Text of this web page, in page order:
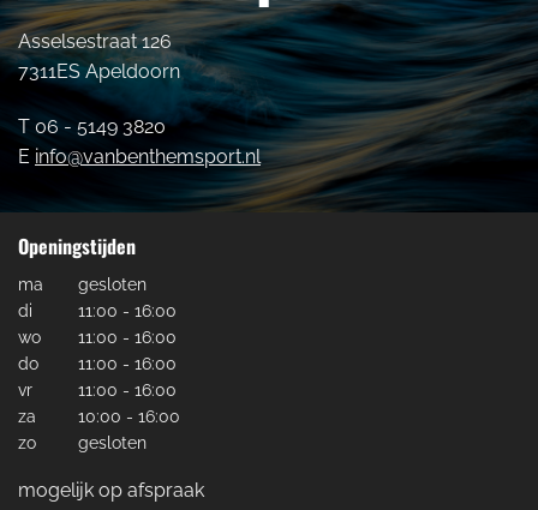
Asselsestraat 126
7311ES Apeldoorn
T 06 - 5149 3820
E info@vanbenthemsport.nl
Openingstijden
ma
gesloten
di
11:00 - 16:00
wo
11:00 - 16:00
do
11:00 - 16:00
vr
11:00 - 16:00
za
10:00 - 16:00
zo
gesloten
mogelijk op afspraak